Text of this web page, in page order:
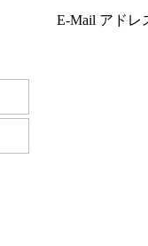
E-Mail アドレ